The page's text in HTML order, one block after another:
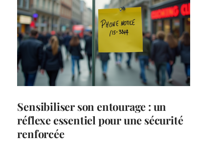
Sensibiliser son entourage : un
réflexe essentiel pour une sécurité
renforcée